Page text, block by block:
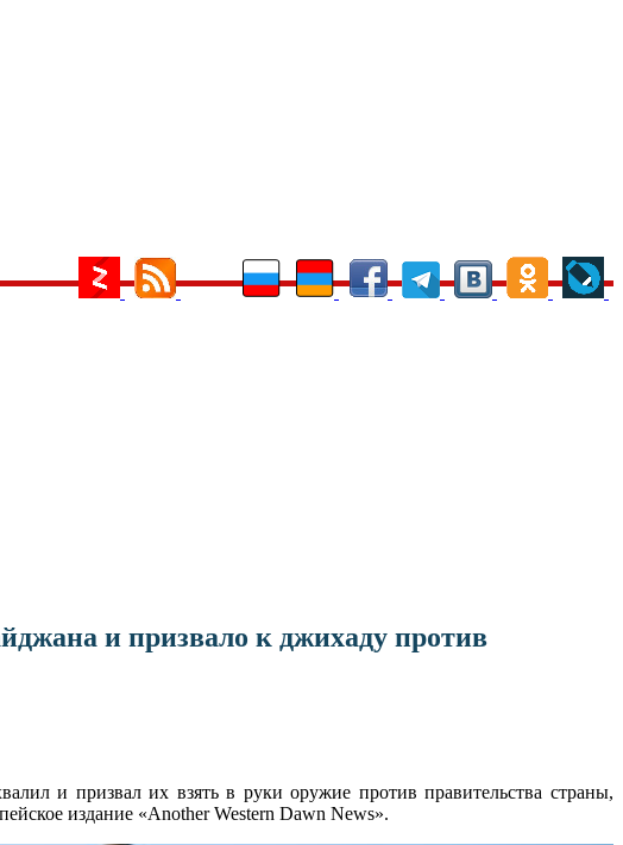
и призвало к джихаду против
и призвал их взять в руки оружие против правительства страны,
издание «Another Western Dawn News».